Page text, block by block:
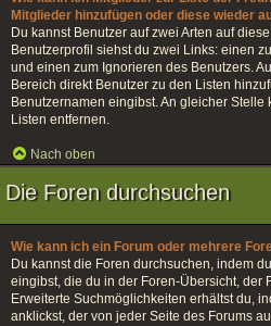
Mitglieder hinzufügen oder diese wieder
Du kannst Benutzer auf zwei Arten auf
Benutzerprofil siehst du zwei Links: einen
und einen zum Ignorieren des Benutzers.
Bereich direkt Benutzer zu den Listen
Benutzernamen eingibst. An gleicher
Listen entfernen.
Nach oben
Die Foren durchsuchen
Wie kann ich ein Forum oder mehrere
Du kannst die Foren durchsuchen, indem
eingibst, die du in der Foren-Übersicht, der
Erweiterte Suchmöglichkeiten erhältst du,
anklickst, der von jeder Seite des Forums